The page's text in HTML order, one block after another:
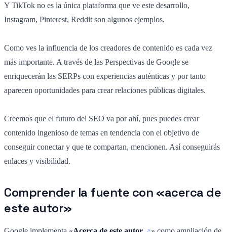
Y TikTok no es la única plataforma que ve este desarrollo,
Instagram, Pinterest, Reddit son algunos ejemplos.
Como ves la influencia de los creadores de contenido es cada vez
más importante. A través de las Perspectivas de Google se
enriquecerán las SERPs con experiencias auténticas y por tanto
aparecen oportunidades para crear relaciones públicas digitales.
Creemos que el futuro del SEO va por ahí, pues puedes crear
contenido ingenioso de temas en tendencia con el objetivo de
conseguir conectar y que te compartan, mencionen. Así conseguirás
enlaces y visibilidad.
Comprender la fuente con «acerca de
este autor»